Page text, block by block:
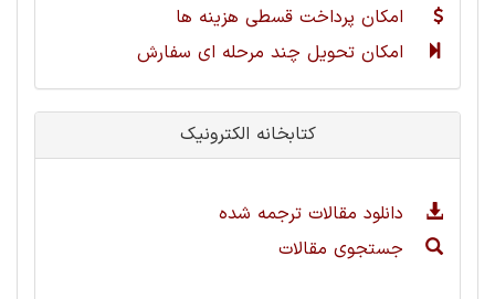
امکان پرداخت قسطی هزینه ها
امکان تحویل چند مرحله ای سفارش
کتابخانه الکترونیک
دانلود مقالات ترجمه شده
جستجوی مقالات